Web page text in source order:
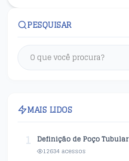
PESQUISAR
MAIS LIDOS
1 Definição de Poço Tubular
12634 acessos